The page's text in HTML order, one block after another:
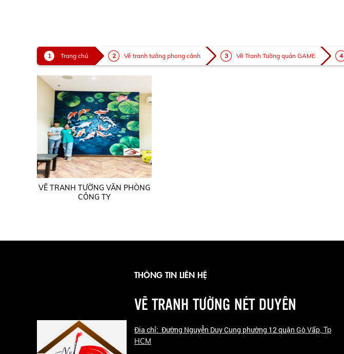
Trang chủ Vẽ tranh tường phong cảnh Vẽ Tranh Tường quán GAME
VẼ TRANH TƯỜNG VĂN PHÒNG
CÔNG TY
THÔNG TIN LIÊN HỆ
VẼ TRANH TƯỜNG NÉT DUYÊN
Đia chỉ: Đường Nguyễn Duy Cung phường 12 quận Gò Vấp, Tp
HCM